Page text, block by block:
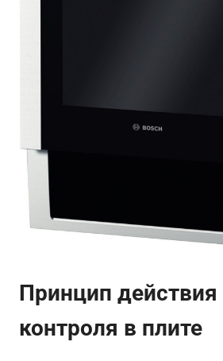
Принцип действия
контроля в плите